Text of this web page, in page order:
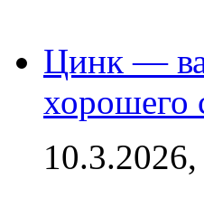
Цинк —
хорошего